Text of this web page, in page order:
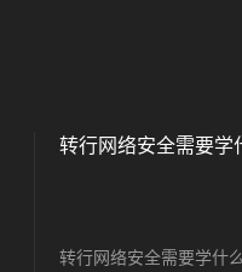
转行网络安全需要学什